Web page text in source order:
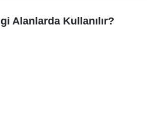
Alanlarda Kullanılır?